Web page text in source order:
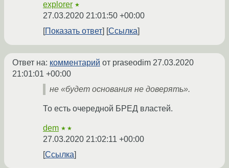
explorer ★
27.03.2020 21:01:50 +00:00
Показать ответ
Ссылка
Ответ на: комментарий от praseodim 27.03.2020
21:01:01 +00:00
не «будет основания не доверять».
То есть очередной БРЕД властей.
dem ★★
27.03.2020 21:02:11 +00:00
Ссылка